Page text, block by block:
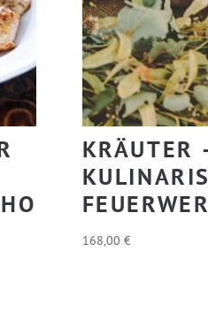
KRÄUTER
168,00 €